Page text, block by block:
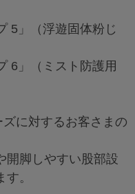
5」（浮遊固体粉じ
6」（ミスト防護用
に対するお客さまの
開脚しやすい股部設
。